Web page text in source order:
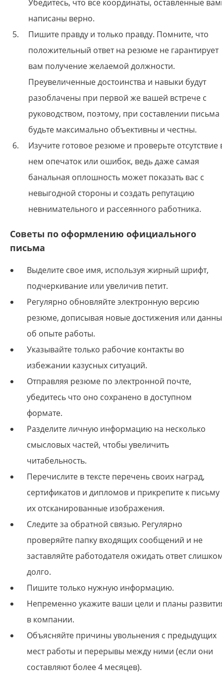
Убедитесь, что все координаты, оставленные
написаны верно.
Пишите правду и только правду. Помните, что
положительный ответ на резюме не гарантирует
вам получение желаемой должности.
Преувеличенные достоинства и навыки будут
разоблачены при первой же вашей встрече с
руководством, поэтому, при составлении письма
будьте максимально объективны и честны.
Изучите готовое резюме и проверьте отсутствие
нем опечаток или ошибок, ведь даже самая
банальная оплошность может показать вас с
невыгодной стороны и создать репутацию
невнимательного и рассеянного работника.
Советы по оформлению официального
письма
Выделите свое имя, используя жирный шрифт,
подчеркивание или увеличив петит.
Регулярно обновляйте электронную версию
резюме, дописывая новые достижения или
об опыте работы.
Указывайте только рабочие контакты во
избежании казусных ситуаций.
Отправляя резюме по электронной почте,
убедитесь что оно сохранено в доступном
формате.
Разделите личную информацию на несколько
смысловых частей, чтобы увеличить
читабельность.
Перечислите в тексте перечень своих наград,
сертификатов и дипломов и прикрепите к письму
их отсканированные изображения.
Следите за обратной связью. Регулярно
проверяйте папку входящих сообщений и не
заставляйте работодателя ожидать ответ
долго.
Пишите только нужную информацию.
Непременно укажите ваши цели и планы
в компании.
Объясняйте причины увольнения с предыдущих
мест работы и перерывы между ними (если они
составляют более 4 месяцев).